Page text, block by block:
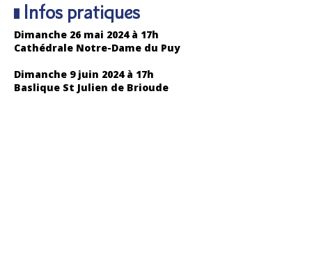
Infos pratiques
Dimanche 26 mai 2024 à 17h
Cathédrale Notre-Dame du Puy
Dimanche 9 juin 2024 à 17h
Baslique St Julien de Brioude